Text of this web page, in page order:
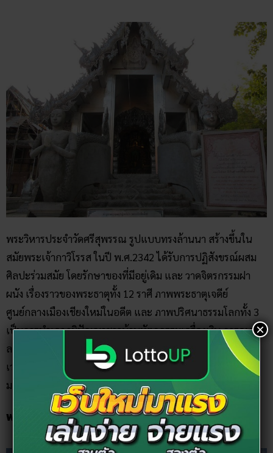
พระวิหารประจำวัดศรีสุพรรณ รูปแบบทรงล้านนา สร้างขึ้นใน
สมัยพระเจ้ากาวิโรรส ในปี พ.ศ.2342 ได้รับการปฏิสังขรณ์ผสม
ศิลปะร่วมสมัย โดยรักษาของที่มีอยู่เดิม และ วาดจิตรกรรมฝา
ผนัง เรื่องราวของพระธาตุทั้ง 12 ราศี ภาพพระธาตุเจดีย์
ศูนย์กลางเมืองเชียงใหม่ในอดีต และ ภาพปริศนาธรรมโลกทั้ง 3
เป็นการนำเอาภูมิปัญญาชาวบ้านหัตถกรรมเครื่องเงิน การดุน
ลาย ภาพพระพุทธประวัติ ภาพพระเจ้าสิบชาติ ภาพพระ
เวสสันดรชาดก ประดับตกแต่งฝาผนังวิหาร มีพระพุทธรูปปาง
มารวิชัยองค์ใหญ่เป็นพระประธาน
พระบรมธาตุ
×